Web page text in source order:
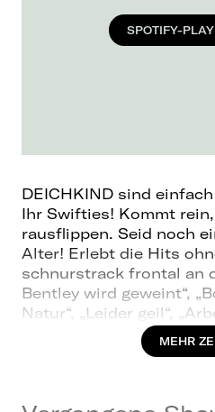
SPOTIFY-
DEICHKIND sind
Ihr Swifties! Kommt
rausflippen. Seid noch
Alter! Erlebt die Hits
schnurstrack frontal an
Bentley wird geweint“,
Natur“, „Leider geil“,
„Niveau weshalb warum“,
„Remmidemmi (Yippie
MEHR